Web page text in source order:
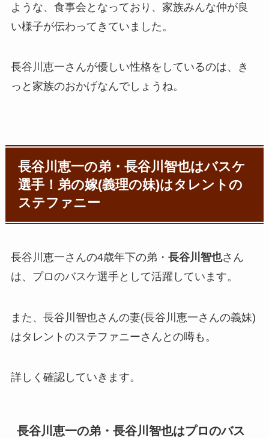
ような、食事会となっており、家族みんな仲が良
い様子が伝わってきていました。
長谷川恵一さんが優しい性格をしているのは、き
っと家族のおかげなんでしょうね。
長谷川恵一の弟・長谷川智也はバスケ
選手！弟の嫁(義理の妹)はタレントの
ステファニー
長谷川恵一さんの4歳年下の弟・ 長谷川智也さん
は、プロのバスケ選手として活躍しています。
また、長谷川智也さんの妻(長谷川恵一さんの義妹)
はタレントのステファニーさんとの噂も。
詳しく確認していきます。
長谷川恵一の弟・ 長谷川智也はプロのバス